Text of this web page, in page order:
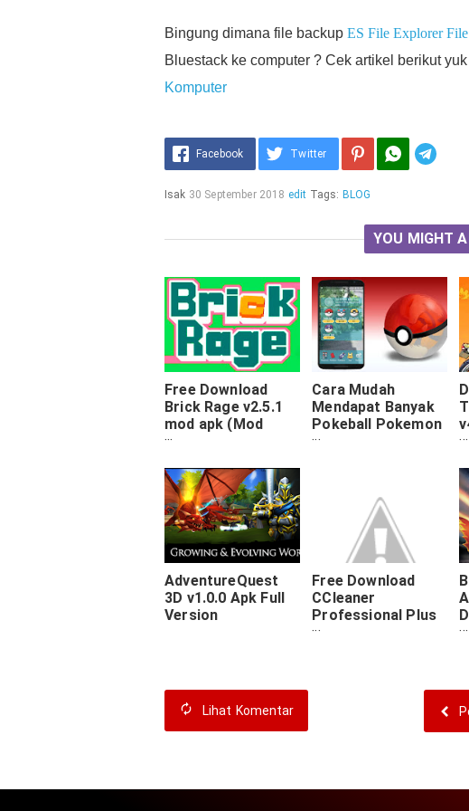
Bingung dimana file backup ES File Explorer
Bluestack ke computer ? Cek artikel berikut yuk
Komputer
Facebook Twitter
Isak 30 September 2018 edit Tags: BLOG
YOU MIGHT
Free Download
Brick Rage v2.5.1
mod apk (Mod
Money)
Cara Mudah
Mendapat Banyak
Pokeball Pokemon
GO
AdventureQuest
3D v1.0.0 Apk Full
Version
Free Download
CCleaner
Professional Plus
5.20.5668 Final Full
Lihat Komentar